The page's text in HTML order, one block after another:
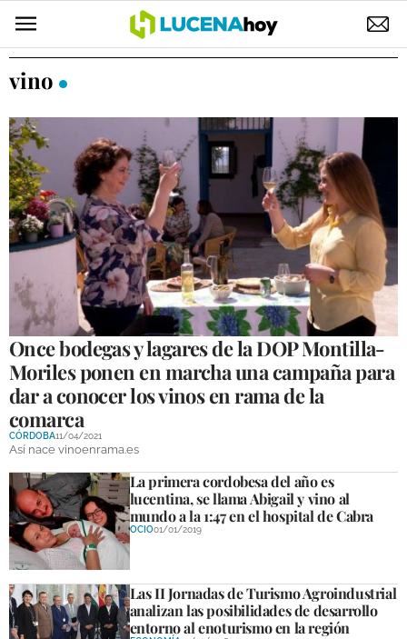
POLÍTICA
ELECCIONES
SUCESOS
ECONOMÍA
DESARROLLO LOCAL
LUCENA EMPRESAS
OCIO
COFRADÍAS
DEPORTES
DEPORTE BASE
OPINIÓN
VENTANA CIUDADANA
CÓRDOBA
vino
Once bodegas y lagares de la DOP Montilla-
Moriles ponen en marcha una campaña para
dar a conocer los vinos en rama de la
comarca
CÓRDOBA11/04/2021
Así nace vinoenrama.es
La primera cordobesa del año es
lucentina, se llama Abigail y vino al
mundo a la 1:47 en el hospital de Cabra
OCIO01/01/2019
Las II Jornadas de Turismo Agroindustrial
analizan las posibilidades de desarrollo
entorno al enoturismo en la región